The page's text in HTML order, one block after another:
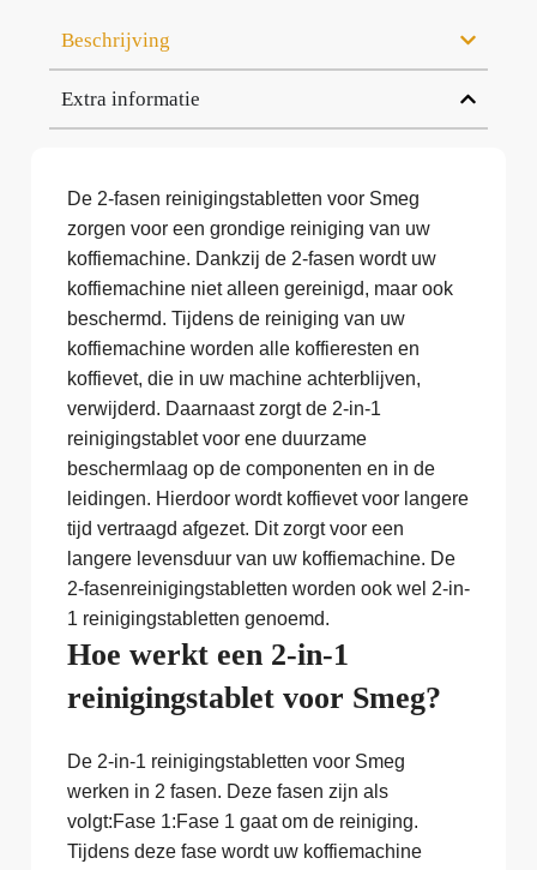
Beschrijving
Extra informatie
De 2-fasen reinigingstabletten voor Smeg
zorgen voor een grondige reiniging van uw
koffiemachine. Dankzij de 2-fasen wordt uw
koffiemachine niet alleen gereinigd, maar ook
beschermd. Tijdens de reiniging van uw
koffiemachine worden alle koffieresten en
koffievet, die in uw machine achterblijven,
verwijderd. Daarnaast zorgt de 2-in-1
reinigingstablet voor ene duurzame
beschermlaag op de componenten en in de
leidingen. Hierdoor wordt koffievet voor langere
tijd vertraagd afgezet. Dit zorgt voor een
langere levensduur van uw koffiemachine. De
2-fasenreinigingstabletten worden ook wel 2-in-
1 reinigingstabletten genoemd.
Hoe werkt een 2-in-1
reinigingstablet voor Smeg?
De 2-in-1 reinigingstabletten voor Smeg
werken in 2 fasen. Deze fasen zijn als
volgt:Fase 1:Fase 1 gaat om de reiniging.
Tijdens deze fase wordt uw koffiemachine